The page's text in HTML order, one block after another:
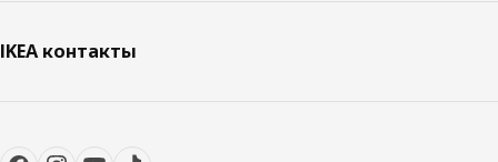
IKEA контакты